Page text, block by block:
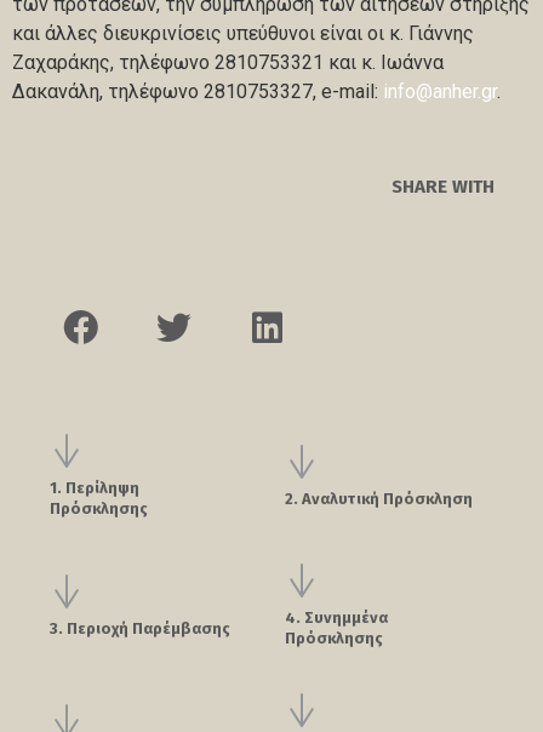
των προτάσεων, την συμπλήρωση των αιτήσεων στήριξης
και άλλες διευκρινίσεις υπεύθυνοι είναι οι κ. Γιάννης
Ζαχαράκης, τηλέφωνο 2810753321 και κ. Ιωάννα
Δακανάλη, τηλέφωνο 2810753327, e-mail: info@anher.gr.
SHARE WITH
1. Περίληψη
Πρόσκλησης
2. Αναλυτική Πρόσκληση
3. Περιοχή Παρέμβασης
4. Συνημμένα
Πρόσκλησης